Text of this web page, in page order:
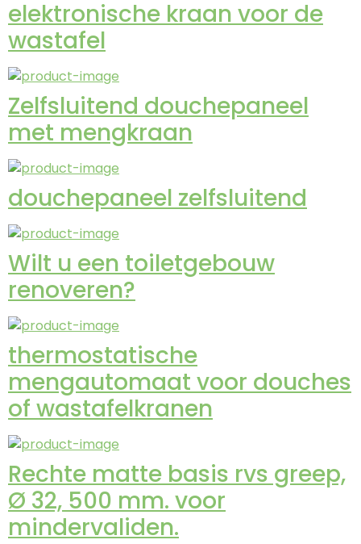
elektronische kraan voor de
wastafel
Zelfsluitend douchepaneel
met mengkraan
douchepaneel zelfsluitend
Wilt u een toiletgebouw
renoveren?
thermostatische
mengautomaat voor douches
of wastafelkranen
Rechte matte basis rvs greep,
Ø 32, 500 mm. voor
mindervaliden.